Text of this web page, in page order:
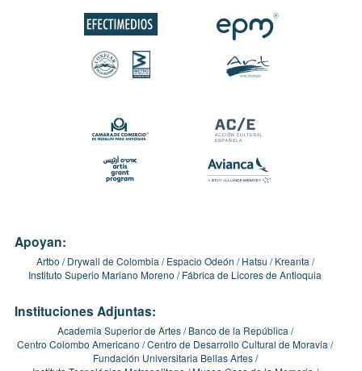
Apoyan:
Artbo Drywall de Colombia Espacio Odeón Hatsu
Kreanta
Instituto Superio Mariano Moreno
Fábrica de Licores de Antioquia
Instituciones Adjuntas:
Academia Superior de Artes
Banco de la República
Centro Colombo Americano Centro de Desarrollo Cultural de Moravia
Fundación Universitaria Bellas Artes